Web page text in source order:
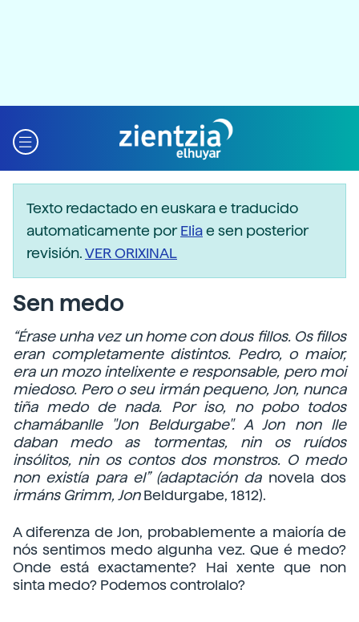
Texto redactado en euskara e traducido
automaticamente porEliae sen posterior
revisión.VER ORIXINAL
Sen medo
“Érase unha vez un home con dous fillos. Os fillos
eran completamente distintos. Pedro, o maior,
era un mozo intelixente e responsable, pero moi
miedoso. Pero o seu irmán pequeno, Jon, nunca
tiña medo de nada. Por iso, no pobo todos
chamábanlle "Jon Beldurgabe". A Jon non lle
daban medo as tormentas, nin os ruídos
insólitos, nin os contos dos monstros. O medo
non existía para el” (adaptación da novela dos
irmáns Grimm, JonBeldurgabe, 1812).
A diferenza de Jon, probablemente a maioría de
nós sentimos medo algunha vez. Que é medo?
Onde está exactamente? Hai xente que non
sinta medo? Podemos controlalo?